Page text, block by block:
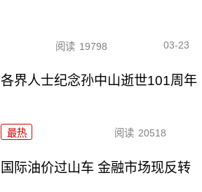
阅读 19798 03-23
各界人士纪念孙中山逝世101周年
最热 阅读 20518
国际油价过山车 金融市场现反转